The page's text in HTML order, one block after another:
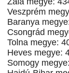
Veszprém
Baranya
Csongrád
Tolna megye:
Heves megye:
Somogy